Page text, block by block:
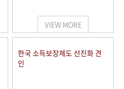
VIEW MORE
한국 소득보장제도 선진화 견
인